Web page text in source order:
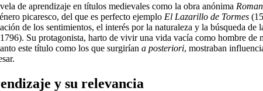
de aprendizaje en títulos medievales como la obra anónima
picaresco, del que es perfecto ejemplo El Lazarillo de Tormes
de los sentimientos, el interés por la naturaleza y la búsqueda
Su protagonista, harto de vivir una vida vacía como hombre
este título como los que surgirían a posteriori, mostraban
y su relevancia